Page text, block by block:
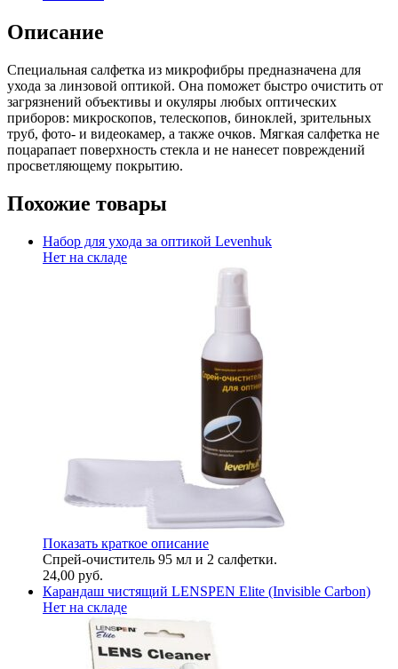
Описание
Специальная салфетка из микрофибры предназначена для
ухода за линзовой оптикой. Она поможет быстро очистить от
загрязнений объективы и окуляры любых оптических
приборов: микроскопов, телескопов, биноклей, зрительных
труб, фото- и видеокамер, а также очков. Мягкая салфетка не
поцарапает поверхность стекла и не нанесет повреждений
просветляющему покрытию.
Похожие товары
Набор для ухода за оптикой Levenhuk
Нет на складе
Показать краткое описание
Спрей-очиститель 95 мл и 2 салфетки.
24,00 руб.
Карандаш чистящий LENSPEN Elite (Invisible Carbon)
Нет на складе